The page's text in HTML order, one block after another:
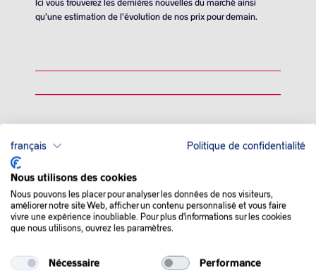
Ici vous trouverez les dernières nouvelles du marché ainsi
qu’une estimation de l’évolution de nos prix pour demain.
QUE SE PASSE-T-IL
DANS LE MONDE :
L’Arabie saoudite a revu à la baisse ses prévisions budgétaires
et s’attend désormais à enregistrer un déficit pour l’année en
cours, en raison de l’augmentation des dépenses et la baisse
La monarchie du Golfe, premier exportateur mondial de pétrole
français Politique de confidentialité
Nous utilisons des cookies
Nous pouvons les placer pour analyser les données de nos visiteurs,
améliorer notre site Web, afficher un contenu personnalisé et vous faire
vivre une expérience inoubliable. Pour plus d'informations sur les cookies
que nous utilisons, ouvrez les paramètres.
Nécessaire Performance